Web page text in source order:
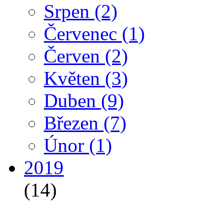
Srpen (2)
Červenec (1)
Červen (2)
Květen (3)
Duben (9)
Březen (7)
Únor (1)
2019
(14)